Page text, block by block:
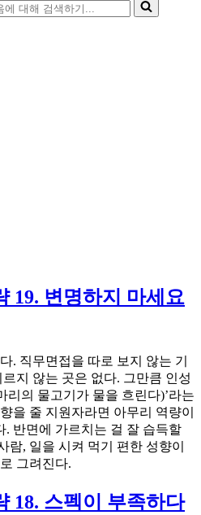
19. 변명하지 마세요
. 직무면접을 따로 보지 않는 기
지 않는 곳은 없다. 그만큼 인성
리의 물고기가 물을 흐린다)’라는
을 줄 지원자라면 아무리 역량이
. 반면에 가르치는 걸 잘 습득할
람, 일을 시켜 먹기 편한 성향이
그려진다.
18. 스펙이 부족하다